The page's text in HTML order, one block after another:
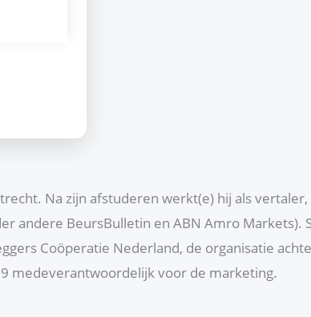
Na zijn afstuderen werkt(e) hij als vertaler,
andere BeursBulletin en ABN Amro Markets).
Coöperatie Nederland, de organisatie
medeverantwoordelijk voor de marketing.